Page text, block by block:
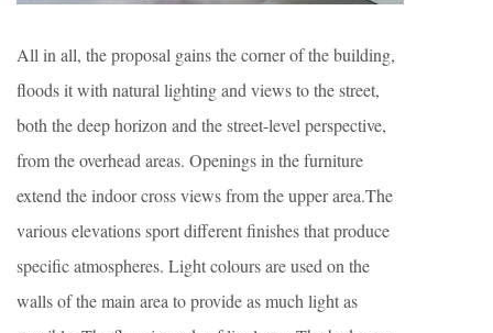
All in all, the proposal gains the corner of the building,
floods it with natural lighting and views to the street,
both the deep horizon and the street-level perspective,
from the overhead areas. Openings in the furniture
extend the indoor cross views from the upper area.The
various elevations sport different finishes that produce
specific atmospheres. Light colours are used on the
walls of the main area to provide as much light as